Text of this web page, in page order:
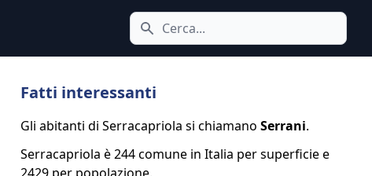
Cerca icona
Fatti interessanti
Gli abitanti di Serracapriola si chiamanoSerrani.
Serracapriola è 244 comune in Italia per superficie e